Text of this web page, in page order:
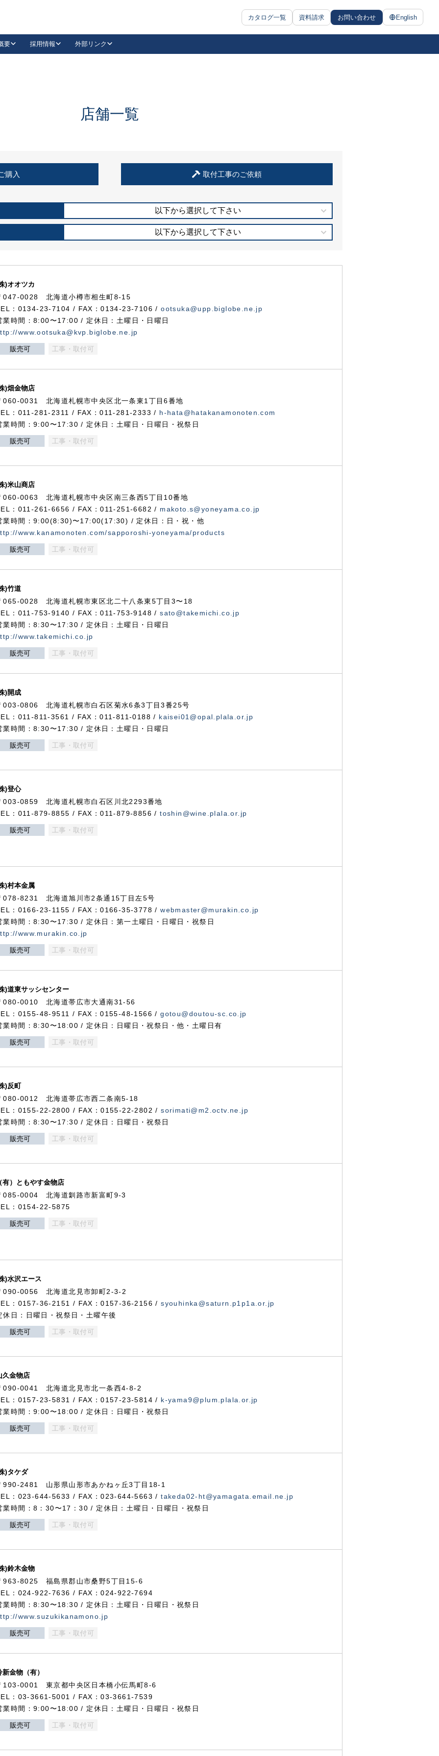
カタログ一覧 資料請求 お問い合わせ English
抗ウイルス・抗菌製品
要 採用情報 外部リンク
LinkedIn
住宅使用部材標準化推進協議会
店舗一覧
購入 取付工事のご依頼
以下から選択して下さい
以下から選択して下さい
)オオツカ
047-0028 北海道小樽市相生町8-15
：0134-23-7104 / FAX：0134-23-7106 /ootsuka@upp.biglobe.ne.jp
業時間：8:00〜17:00 / 定休日：土曜日・日曜日
www.ootsuka@kvp.biglobe.ne.jp
販売可 工事・取付可
)畑金物店
060-0031 北海道札幌市中央区北一条東1丁目6番地
：011-281-2311 / FAX：011-281-2333 / h-hata@hatakanamonoten.com
業時間：9:00〜17:30 / 定休日：土曜日・日曜日・祝祭日
販売可 工事・取付可
)米山商店
060-0063 北海道札幌市中央区南三条西5丁目10番地
：011-261-6656 / FAX：011-251-6682 / makoto.s@yoneyama.co.jp
業時間：9:00(8:30)〜17:00(17:30) / 定休日：日・祝・他
www.kanamonoten.com/sapporoshi-yoneyama/products
販売可 工事・取付可
)竹道
065-0028 北海道札幌市東区北二十八条東5丁目3〜18
：011-753-9140 / FAX：011-753-9148 /sato@takemichi.co.jp
業時間：8:30〜17:30 / 定休日：土曜日・日曜日
www.takemichi.co.jp
販売可 工事・取付可
)開成
003-0806 北海道札幌市白石区菊水6条3丁目3番25号
：011-811-3561 / FAX：011-811-0188 / kaisei01@opal.plala.or.jp
業時間：8:30〜17:30 / 定休日：土曜日・日曜日
販売可 工事・取付可
)登心
003-0859 北海道札幌市白石区川北2293番地
：011-879-8855 / FAX：011-879-8856 /toshin@wine.plala.or.jp
販売可 工事・取付可
)村本金属
078-8231 北海道旭川市2条通15丁目左5号
：0166-23-1155 / FAX：0166-35-3778 /webmaster@murakin.co.jp
業時間：8:30〜17:30 / 定休日：第一土曜日・日曜日・祝祭日
www.murakin.co.jp
販売可 工事・取付可
)道東サッシセンター
080-0010 北海道帯広市大通南31-56
：0155-48-9511 / FAX：0155-48-1566 /gotou@doutou-sc.co.jp
業時間：8:30〜18:00 / 定休日：日曜日・祝祭日・他・土曜日有
販売可 工事・取付可
)反町
080-0012 北海道帯広市西二条南5-18
：0155-22-2800 / FAX：0155-22-2802 /sorimati@m2.octv.ne.jp
業時間：8:30〜17:30 / 定休日：日曜日・祝祭日
販売可 工事・取付可
有）ともやす金物店
085-0004 北海道釧路市新富町9-3
：0154-22-5875
販売可 工事・取付可
)水沢エース
090-0056 北海道北見市卸町2-3-2
：0157-36-2151 / FAX：0157-36-2156 /syouhinka@saturn.p1p1a.or.jp
休日：日曜日・祝祭日・土曜午後
販売可 工事・取付可
久金物店
090-0041 北海道北見市北一条西4-8-2
：0157-23-5831 / FAX：0157-23-5814 / k-yama9@plum.plala.or.jp
業時間：9:00〜18:00 / 定休日：日曜日・祝祭日
販売可 工事・取付可
)タケダ
990-2481 山形県山形市あかねヶ丘3丁目18-1
：023-644-5633 / FAX：023-644-5663 /takeda02-ht@yamagata.email.ne.jp
業時間：8：30〜17：30 / 定休日：土曜日・日曜日・祝祭日
販売可 工事・取付可
)鈴木金物
963-8025 福島県郡山市桑野5丁目15-6
：024-922-7636 / FAX：024-922-7694
業時間：8:30〜18:30 / 定休日：土曜日・日曜日・祝祭日
www.suzukikanamono.jp
販売可 工事・取付可
新金物（有）
103-0001 東京都中央区日本橋小伝馬町8-6
：03-3661-5001 / FAX：03-3661-7539
業時間：9:00〜18:00 / 定休日：土曜日・日曜日・祝祭日
販売可 工事・取付可